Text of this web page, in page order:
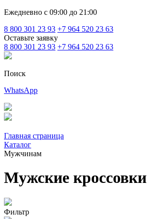
Ежедневно с 09:00 до 21:00
8 800 301 23 93 +7 964 520 23 63
Оставьте заявку
8 800 301 23 93 +7 964 520 23 63
Поиск
WhatsApp
Главная страница
Каталог
Мужчинам
Мужские кроссовки
Фильтр